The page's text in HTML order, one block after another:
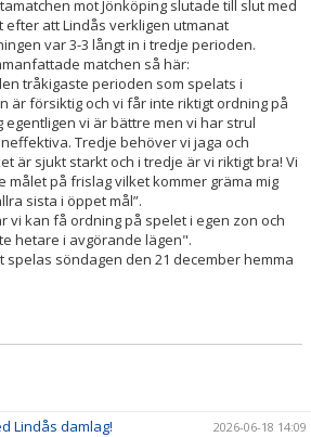
mot Jönköping slutade till slut med
efter att Lindås verkligen utmanat
var 3-3 långt in i tredje perioden.
matchen så här:
tråkigaste perioden som spelats i
är försiktig och vi får inte riktigt ordning på
egentligen vi är bättre men vi har strul
Tredje behöver vi jaga och
är sjukt starkt och i tredje är vi riktigt bra! Vi
målet på frislag vilket kommer gräma mig
sista i öppet mål”.
vi kan få ordning på spelet i egen zon och
hetare i avgörande lägen".
spelas söndagen den 21 december hemma
Lindås damlag! 2026-06-18 14:09